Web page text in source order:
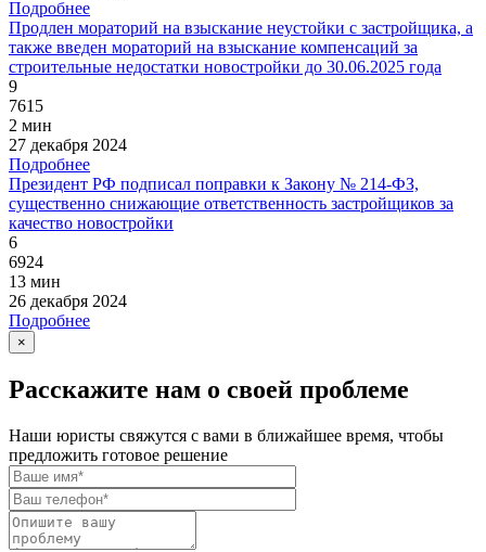
Подробнее
Продлен мораторий на взыскание неустойки с застройщика, а
также введен мораторий на взыскание компенсаций за
строительные недостатки новостройки до 30.06.2025 года
9
7615
2 мин
27 декабря 2024
Подробнее
Президент РФ подписал поправки к Закону № 214-ФЗ,
существенно снижающие ответственность застройщиков за
качество новостройки
6
6924
13 мин
26 декабря 2024
Подробнее
×
Расскажите нам о своей проблеме
Наши юристы свяжутся с вами в ближайшее время, чтобы
предложить готовое решение